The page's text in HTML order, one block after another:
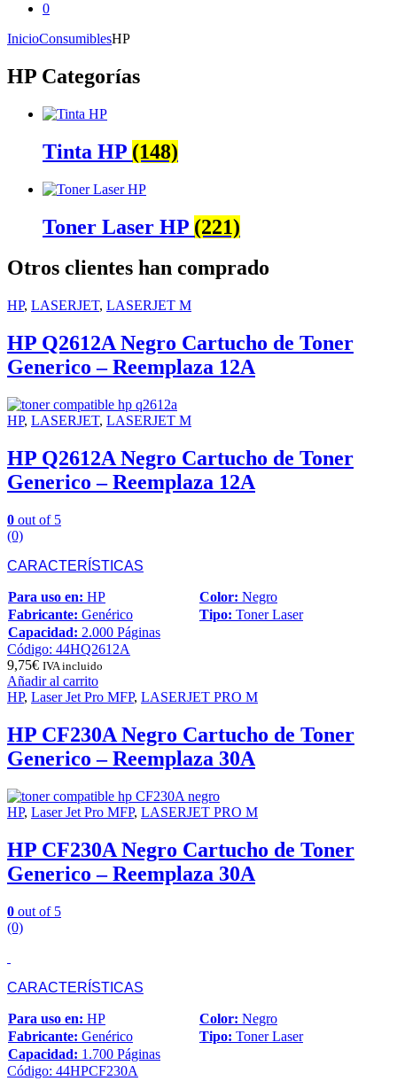
0
InicioConsumiblesHP
HP Categorías
Tinta HP (148)
Toner Laser HP (221)
Otros clientes han comprado
HP, LASERJET, LASERJET M
HP Q2612A Negro Cartucho de Toner
Generico – Reemplaza 12A
HP, LASERJET, LASERJET M
HP Q2612A Negro Cartucho de Toner
Generico – Reemplaza 12A
0 out of 5
(0)
CARACTERÍSTICAS
Para uso en: HP Color: Negro
Fabricante: Genérico Tipo: Toner Laser
Capacidad: 2.000 Páginas
Código: 44HQ2612A
9,75€ IVA incluido
Añadir al carrito
HP, Laser Jet Pro MFP, LASERJET PRO M
HP CF230A Negro Cartucho de Toner
Generico – Reemplaza 30A
HP, Laser Jet Pro MFP, LASERJET PRO M
HP CF230A Negro Cartucho de Toner
Generico – Reemplaza 30A
0 out of 5
(0)
CARACTERÍSTICAS
Para uso en: HP Color: Negro
Fabricante: Genérico Tipo: Toner Laser
Capacidad: 1.700 Páginas
Código: 44HPCF230A